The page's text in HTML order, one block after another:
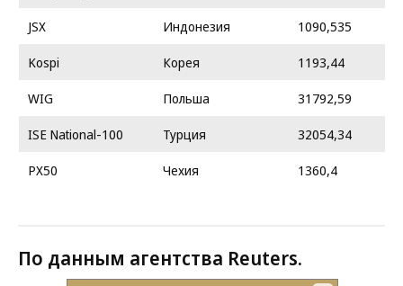
JSX
Индонезия
1090,535
Kospi
Корея
1193,44
WIG
Польша
31792,59
ISE National-100
Турция
32054,34
PX50
Чехия 1360,4
По данным агентства Reuters.